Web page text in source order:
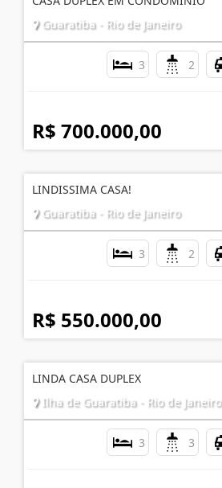
Guaratiba - Rio de Janeiro
3 2
R$ 700.000,00
LINDISSIMA CASA!
Guaratiba - Rio de Janeiro
3 2
R$ 550.000,00
LINDA CASA DUPLEX
Ilha de Guaratiba - Rio de Janeiro
3 3